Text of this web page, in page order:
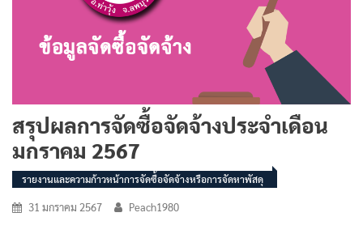
สรุปผลการจัดซื้อจัดจ้างประจำเดือน
มกราคม 2567
รายงานและความก้าวหน้าการจัดซื้อจัดจ้างหรือการจัดหาพัสดุ
31 มกราคม 2567 Peach1980